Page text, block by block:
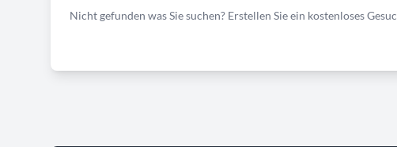
Nicht gefunden was Sie suchen? Erstellen Sie ein kostenloses